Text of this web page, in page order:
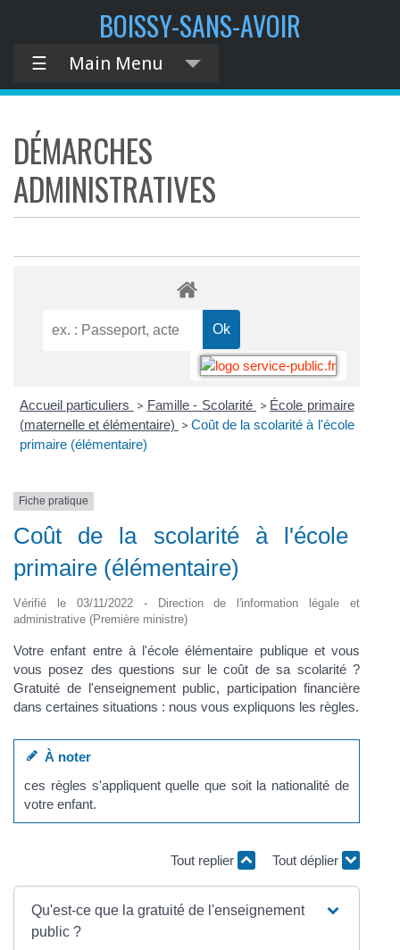
BOISSY-SANS-AVOIR
☰ Main Menu
DÉMARCHES
ADMINISTRATIVES
Accueil particuliers > Famille - Scolarité > École primaire
(maternelle et élémentaire) > Coût de la scolarité à l'école
primaire (élémentaire)
Fiche pratique
Coût de la scolarité à l'école
primaire (élémentaire)
Vérifié le 03/11/2022 - Direction de l'information légale et
administrative (Première ministre)
Votre enfant entre à l'école élémentaire publique et vous
vous posez des questions sur le coût de sa scolarité ?
Gratuité de l'enseignement public, participation financière
dans certaines situations : nous vous expliquons les règles.
À noter
ces règles s'appliquent quelle que soit la nationalité de
votre enfant.
Tout replier Tout déplier
Qu'est-ce que la gratuité de l'enseignement
public ?